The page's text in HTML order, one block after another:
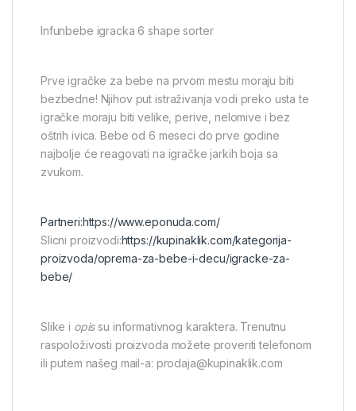
Infunbebe igracka 6 shape sorter
Prve igračke za bebe na prvom mestu moraju biti
bezbedne! Njihov put istraživanja vodi preko usta te
igračke moraju biti velike, perive, nelomive i bez
oštrih ivica. Bebe od 6 meseci do prve godine
najbolje će reagovati na igračke jarkih boja sa
zvukom.
Partneri:https://www.eponuda.com/
Slicni proizvodi:https://kupinaklik.com/kategorija-
proizvoda/oprema-za-bebe-i-decu/igracke-za-
bebe/
Slike i opissu informativnog karaktera. Trenutnu
raspoloživosti proizvoda možete proveriti telefonom
ili putem našeg mail-a: prodaja@kupinaklik.com